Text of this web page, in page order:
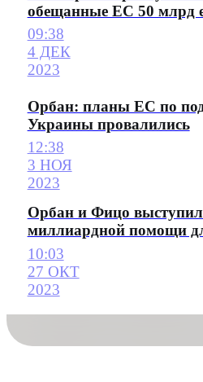
обещанные ЕС 50 млрд
09:38
4 ДЕК
2023
Орбан: планы ЕС по
Украины провалились
12:38
3 НОЯ
2023
Орбан и Фицо
миллиардной помощи
10:03
27 ОКТ
2023